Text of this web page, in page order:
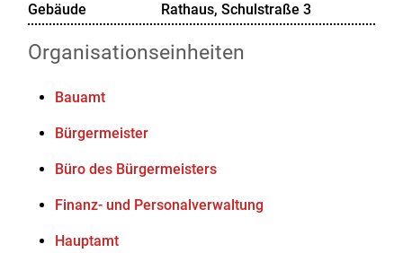
Gebäude
Rathaus, Schulstraße 3
Organisationseinheiten
Bauamt
Bürgermeister
Büro des Bürgermeisters
Finanz- und Personalverwaltung
Hauptamt